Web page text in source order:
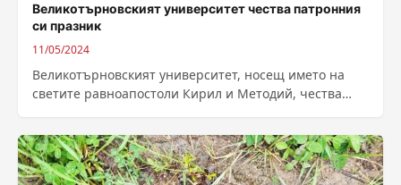
Великотърновският университет чества патронния
си празник
11/05/2024
Великотърновският университет, носещ името на
светите равноапостоли Кирил и Методий, чества
на светите...